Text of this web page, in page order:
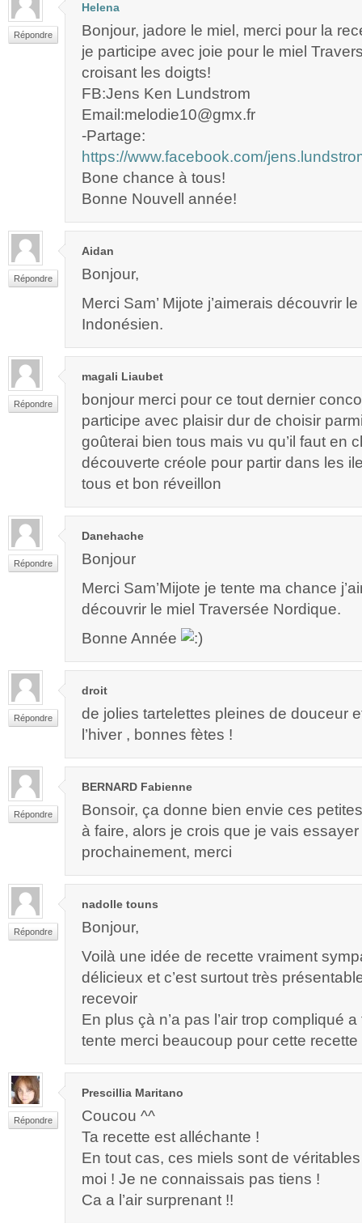
Répondre
Helena
Bonjour, jadore le miel, merci pour la
je participe avec joie pour le miel
croisant les doigts!
FB:Jens Ken Lundstrom
Email:melodie10@gmx.fr
-Partage:
https://www.facebook.com/
Bone chance à tous!
Bonne Nouvell année!
Répondre
Aidan
Bonjour,
Merci Sam’ Mijote j’aimerais découvrir
Indonésien.
Répondre
magali Liaubet
bonjour merci pour ce tout dernier
participe avec plaisir dur de choisir
goûterai bien tous mais vu qu’il faut en
découverte créole pour partir dans les
tous et bon réveillon
Répondre
Danehache
Bonjour
Merci Sam’Mijote je tente ma chance
découvrir le miel Traversée Nordique.
Bonne Année
Répondre
droit
de jolies tartelettes pleines de douceur
l’hiver , bonnes fètes !
Répondre
BERNARD Fabienne
Bonsoir, ça donne bien envie ces
à faire, alors je crois que je vais essayer
prochainement, merci
Répondre
nadolle touns
Bonjour,
Voilà une idée de recette vraiment
délicieux et c’est surtout très
recevoir
En plus çà n’a pas l’air trop compliqué
tente merci beaucoup pour cette
Répondre
Prescillia Maritano
Coucou ^^
Ta recette est alléchante !
En tout cas, ces miels sont de
moi ! Je ne connaissais pas tiens !
Ca a l’air surprenant !!